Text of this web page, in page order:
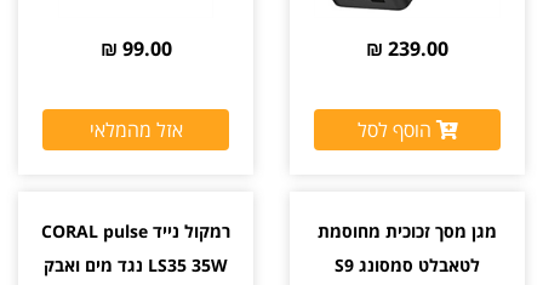
239.00 ₪
הוסף לסל
99.00 ₪
אזל מהמלאי
מגן מסך זכוכית מחוסמת
לטאבלט סמסונג S9
רמקול נייד CORAL pulse
LS35 35W נגד מים ואבק